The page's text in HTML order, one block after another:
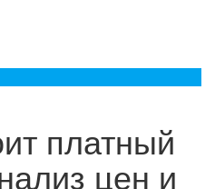
платный
цен и